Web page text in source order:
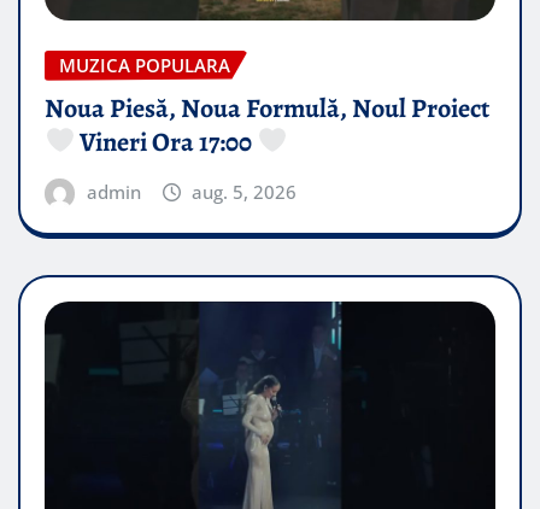
MUZICA POPULARA
Noua Piesă, Noua Formulă, Noul Proiect
Vineri Ora 17:00
admin aug. 5, 2026